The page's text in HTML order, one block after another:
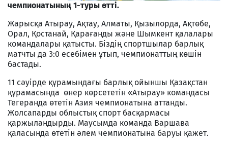
чемпионатының 1-туры өтті.
Жарысқа Атырау, Ақтау, Алматы, Қызылорда, Ақтөбе,
Орал, Қостанай, Қарағанды және Шымкент қалалары
командалары қатысты. Біздің спортшылар барлық
матчты да 3:0 есебімен ұтып, чемпионаттың көшін
бастады.
11 сәуірде құрамындағы барлық ойыншы Қазақстан
құрамасында өнер көрсететін «Атырау» командасы
Тегеранда өтетін Азия чемпионатына аттанды.
Жолсапарды облыстық спорт басқармасы
қаржыландырды. Маусымда команда Варшава
қаласында өтетін әлем чемпионатына баруы қажет.